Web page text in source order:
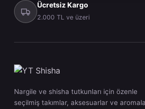
Ücretsiz Kargo
2.000 TL ve üzeri
Nargile ve shisha tutkunları için özenle
seçilmiş takımlar, aksesuarlar ve